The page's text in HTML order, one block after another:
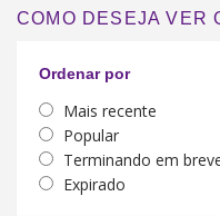
COMO DESEJA VER
Ordenar por
Mais recente
Popular
Terminando em
Expirado